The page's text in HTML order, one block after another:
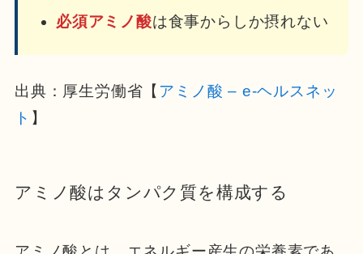
必須アミノ酸は食事からしか摂れない
出典：厚生労働省【 アミノ酸 – e-ヘルスネッ
ト 】
アミノ酸はタンパク質を構成する